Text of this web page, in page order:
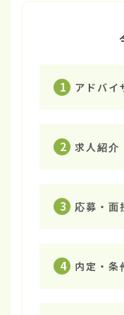
1 アドバイ
2 求人紹介
3 応募・面
4 内定・条